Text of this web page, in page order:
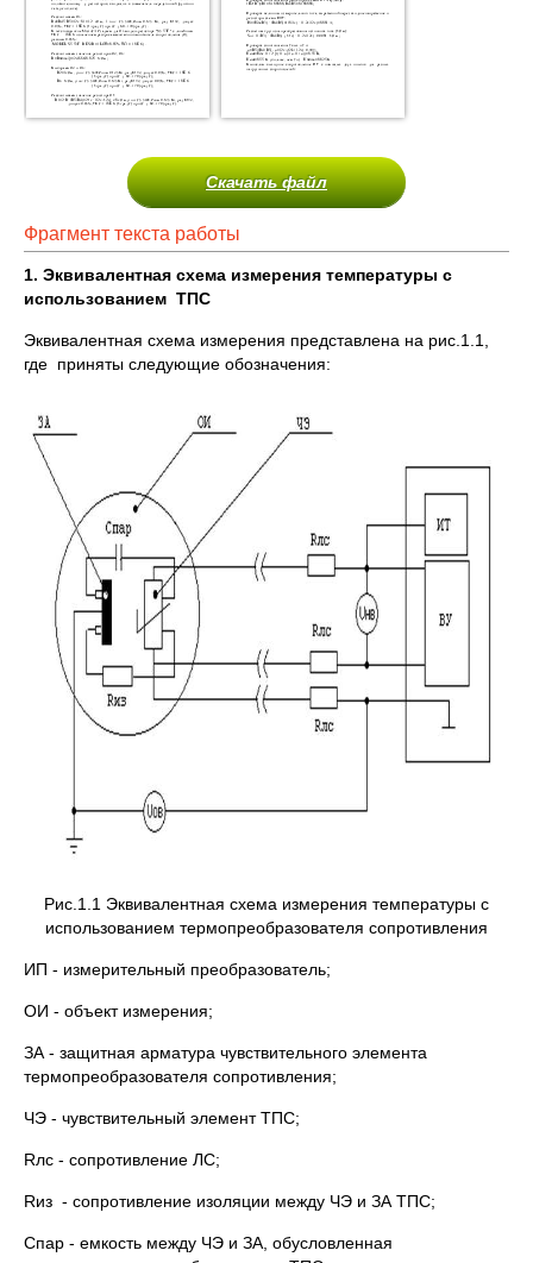
Скачать файл
Фрагмент текста работы
1. Эквивалентная схема измерения температуры с
использованием ТПС
Эквивалентная схема измерения представлена на рис.1.1,
где приняты следующие обозначения:
Рис.1.1 Эквивалентная схема измерения температуры с
использованием термопреобразователя сопротивления
ИП - измерительный преобразователь;
ОИ - объект измерения;
ЗА - защитная арматура чувствительного элемента
термопреобразователя сопротивления;
ЧЭ - чувствительный элемент ТПС;
Rлс - сопротивление ЛС;
Rиз - сопротивление изоляции между ЧЭ и ЗА ТПС;
Спар - емкость между ЧЭ и ЗА, обусловленная